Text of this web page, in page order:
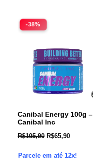
-38%
Canibal Energy 100g –
Canibal Inc
R$105,90 R$65,90
Parcele em até 12x!